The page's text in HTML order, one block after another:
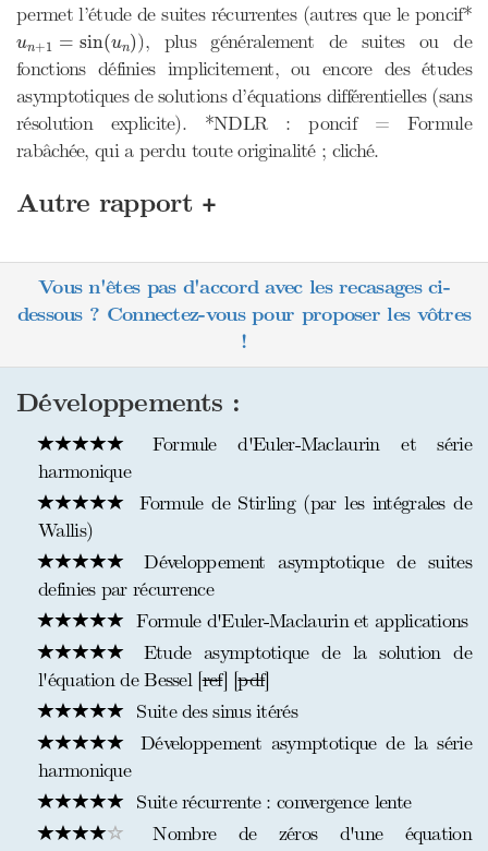
permet l’étude de suites récurrentes (autres que le poncif*
un+1 = sin(un)
sin ( n)), plus généralement de suites ou de
fonctions définies implicitement, ou encore des études
asymptotiques de solutions d’équations différentielles (sans
résolution explicite). *NDLR : poncif = Formule
rabâchée, qui a perdu toute originalité ; cliché.
Autre rapport +
Vous n'êtes pas d'accord avec les recasages ci-
dessous ? Connectez-vous pour proposer les vôtres
!
Développements :
Formule d'Euler-Maclaurin et série
harmonique
Formule de Stirling (par les intégrales de
Wallis)
Développement asymptotique de suites
definies par récurrence
Formule d'Euler-Maclaurin et applications
Etude asymptotique de la solution de
l'équation de Bessel [ref] [pdf]
Suite des sinus itérés
Développement asymptotique de la série
harmonique
Suite récurrente : convergence lente
Nombre de zéros d'une équation